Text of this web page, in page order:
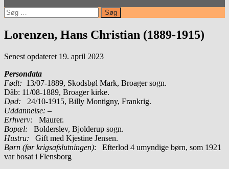
Søg
efter:
Lorenzen, Hans Christian (1889-1915)
Senest opdateret 19. april 2023
Persondata
Født: 13/07-1889, Skodsbøl Mark, Broager sogn.
Dåb: 11/08-1889, Broager kirke.
Død: 24/10-1915, Billy Montigny, Frankrig.
Uddannelse: –
Erhverv: Maurer.
Bopæl: Bolderslev, Bjolderup sogn.
Hustru: Gift med Kjestine Jensen.
Børn (før krigsafslutningen): Efterlod 4 umyndige børn, som 1921
var bosat i Flensborg